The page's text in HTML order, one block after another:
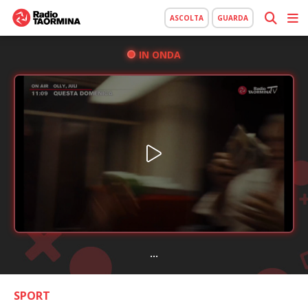
ASCOLTA GUARDA
IN ONDA
...
SPORT